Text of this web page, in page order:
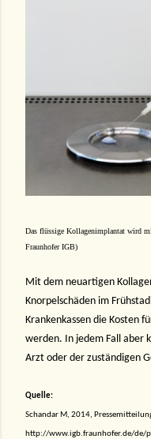
Das flüssige Kollagenimplantat wird
Fraunhofer IGB)
Mit dem neuartigen
Knorpelschäden im
Krankenkassen die Kosten
werden. In jedem Fall aber
Arzt oder der zuständigen
Quelle:
Schandar M, 2014,
http://www.igb.fraunhofer.de/de/